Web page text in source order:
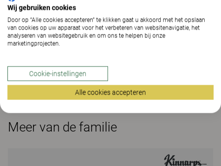
vervangen en de functionaliteit naar wens kunt
veranderen. NEXUS is een compleet assortiment,
bestaande uit vergadertafels, bureaus en benches,
waarbij complete oplossingen met verschillende
gedeelde designuitstraling. Kies materiaal van
Kinnarps Colour Studio.
Meer van de familie
Wij gebruiken cookies
Door op “Alle cookies accepteren” te klikken gaat u akkoord met het opslaan
van cookies op uw apparaat voor het verbeteren van websitenavigatie, het
analyseren van websitegebruik en om ons te helpen bij onze
marketingprojecten.
Cookie-instellingen
Alle cookies accepteren